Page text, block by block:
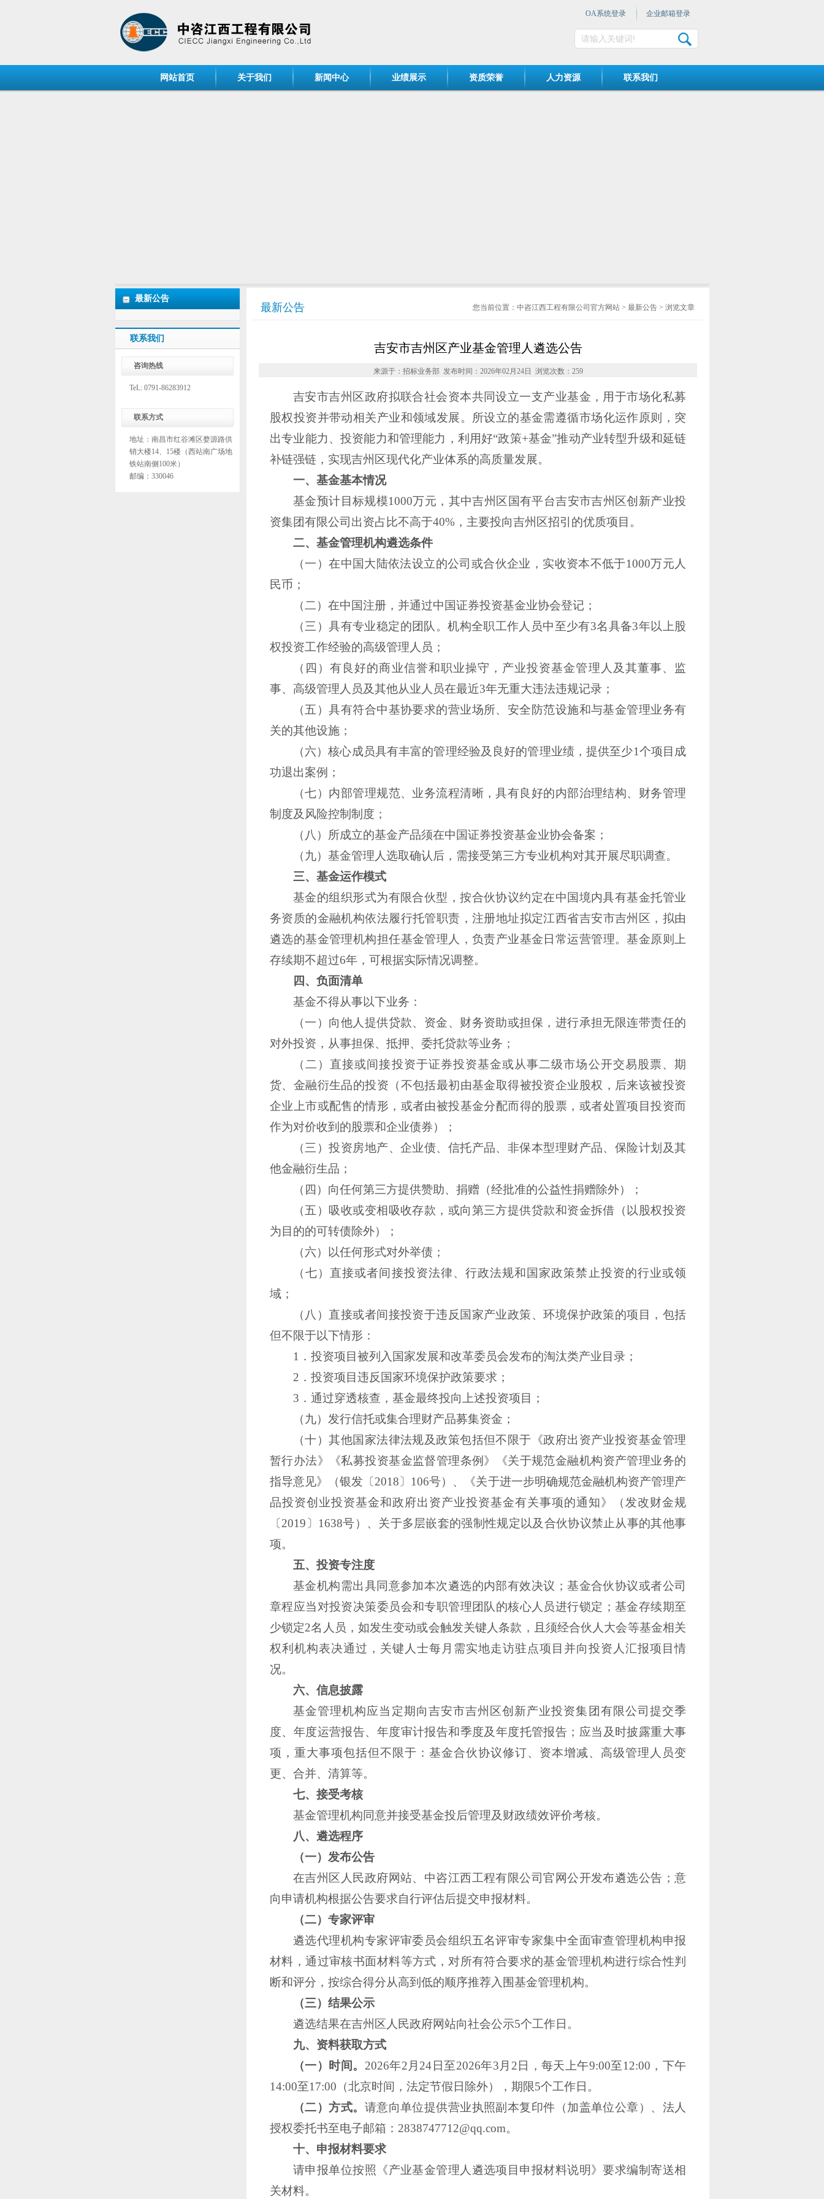
OA系统登录 企业邮箱登录
网站首页 关于我们 新闻中心 业绩展示 资质荣誉 人力资源 联系我们
最新公告
联系我们
咨询热线
TeL: 0791-86283912
联系方式
地址：南昌市红谷滩区婺源路供
销大楼14、15楼（西站南广场地
铁站南侧100米）
邮编：330046
您当前位置： 中咨江西工程有限公司官方网站 > 最新公告 > 浏览文章
最新公告
吉安市吉州区产业基金管理人遴选公告
来源于：招标业务部 发布时间：2026年02月24日 浏览次数： 259
吉安市吉州区政府拟联合社会资本共同设立一支产业基金，用于市场化私募
股权投资并带动相关产业和领域发展。所设立的基金需遵循市场化运作原则，突
出专业能力、投资能力和管理能力，利用好“政策+基金”推动产业转型升级和延链
补链强链，实现吉州区现代化产业体系的高质量发展。
一、 基金基本情况
基金预计目标规模1000万元，其中吉州区国有平台吉安市吉州区创新产业投
资集团有限公司出资占比不高于40%，主要投向吉州区招引的优质项目。
二、 基金管理机构遴选条件
（一）在中国大陆依法设立的公司或合伙企业，实收资本不低于1000万元人
民币；
（二） 在中国注册，并通过中国证券投资基金业协会登记；
（三）具有专业稳定的团队。机构全职工作人员中至少有3名具备3年以上股
权投资工作经验的高级管理人员；
（四）有良好的商业信誉和职业操守，产业投资基金管理人及其董事、监
事、高级管理人员及其他从业人员在最近3年无重大违法违规记录；
（五）具有符合中基协要求的营业场所、安全防范设施和与基金管理业务有
关的其他设施；
（六）核心成员具有丰富的管理经验及良好的管理业绩，提供至少1个项目成
功退出案例；
（七） 内部管理规范、业务流程清晰，具有良好的内部治理结构、财务管理
制度及风险控制制度；
（八） 所成立的基金产品须在中国证券投资基金业协会备案；
（九） 基金管理人选取确认后，需接受第三方专业机构对其开展尽职调查。
三、 基金运作模式
基金的组织形式为有限合伙型，按合伙协议约定在中国境内具有基金托管业
务资质的金融机构依法履行托管职责，注册地址拟定江西省吉安市吉州区，拟由
遴选的基金管理机构担任基金管理人，负责产业基金日常运营管理。基金原则上
存续期不超过6年，可根据实际情况调整。
四、 负面清单
基金不得从事以下业务：
（一） 向他人提供贷款、资金、财务资助或担保，进行承担无限连带责任的
对外投资，从事担保、抵押、委托贷款等业务；
（二） 直接或间接投资于证券投资基金或从事二级市场公开交易股票、期
货、金融衍生品的投资 （不包括最初由基金取得被投资企业股权，后来该被投资
企业上市或配售的情形，或者由被投基金分配而得的股票，或者处置项目投资而
作为对价收到的股票和企业债券）
；
（三）投资房地产、企业债、信托产品、非保本型理财产品、保险计划及其
他金融衍生品；
（四） 向任何第三方提供赞助、捐赠（经批准的公益性捐赠除外）；
（五） 吸收或变相吸收存款，或向第三方提供贷款和资金拆借（以股权投资
为目的的可转债除外）；
（六）
以任何形式对外举债；
（七） 直接或者间接投资法律、行政法规和国家政策禁止投资的行业或领
域；
（八） 直接或者间接投资于违反国家产业政策、环境保护政策的项目，包括
但不限于以下情形：
1． 投资项目被列入国家发展和改革委员会发布的淘汰类产业目录；
2． 投资项目违反国家环境保护政策要求；
3． 通过穿透核查，基金最终投向上述投资项目；
（九） 发行信托或集合理财产品募集资金；
（十）其他国家法律法规及政策包括但不限于 《政府出资产业投资基金管理
暂行办法》
《私募投资基金监督管理条例》《关于规范金融机构资产管理业务的
指导意见》（银发〔 2018〕106号）、《关于进一步明确规范金融机构资产管理产
品投资创业投资基金和政府出资产业投资基金有关事项的通知》（发改财金规
〔2019〕1638号）、关于多层嵌套的强制性规定以及合伙协议禁止从事的其他事
项。
五、投资专注度
基金机构需出具同意参加本次遴选的内部有效决议；基金合伙协议或者公司
章程应当对投资决策委员会和专职管理团队的核心人员进行锁定；基金存续期至
少锁定2名人员，如发生变动或会触发关键人条款，且须经合伙人大会等基金相关
权利机构表决通过，关键人士每月需实地走访驻点项目并向投资人汇报项目情
况。
六、 信息披露
基金管理机构应当定期向吉安市吉州区创新产业投资集团有限公司提交季
度、年度运营报告、年度审计报告和季度及年度托管报告；应当及时披露重大事
项，重大事项包括但不限于：基金合伙协议修订、资本增减、高级管理人员变
更、合并、清算等。
七、 接受考核
基金管理机构同意并接受基金投后管理及财政绩效评价考核。
八、 遴选程序
（一）发布公告
在吉州区人民政府网站、中咨江西工程有限公司官网公开发布遴选公告；意
向申请机构根据公告要求自行评估后提交申报材料。
（二）专家评审
遴选代理机构专家评审委员会组织五名评审专家集中全面审查管理机构申报
材料，通过审核书面材料等方式，对所有符合要求的基金管理机构进行综合性判
断和评分，按综合得分从高到低的顺序推荐入围基金管理机构。
（三）结果公示
遴选结果在吉州区人民政府网站向社会公示5个工作日。
九、 资料获取方式
（一）时间。 2026年2月24日至2026年3月2日，每天上午9:00至12:00，下午
14:00至17:00（北京时间，法定节假日除外），期限5个工作日。
（二）方式。 请意向单位提供营业执照副本复印件（加盖单位公章）、法人
授权委托书至电子邮箱： 2838747712@qq.com。
十、 申报材料要求
请申报单位按照《产业基金管理人遴选项目申报材料说明》要求编制寄送相
关材料。